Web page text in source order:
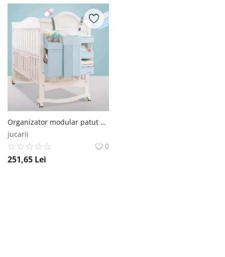
Organizator modular patut 50x58 cm, Bleu Empria®
jucarii
0
251,65 Lei